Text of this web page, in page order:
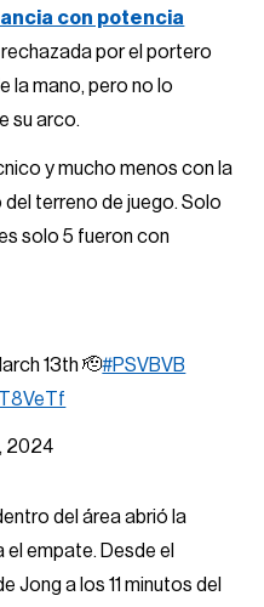
con potencia
por el portero
la mano, pero no lo
su arco.
y mucho menos con la
terreno de juego. Solo
solo 5 fueron con
13th 🫡#PSVBVB
2024
del área abrió la
empate. Desde el
Jong a los 11 minutos del